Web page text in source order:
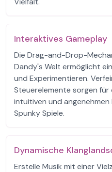
Interaktives Gameplay
Die Drag-and-Drop-
Dandy's Welt ermöglicht
und Experimentieren.
Steuerelemente sorgen für
intuitiven und
Spunky Spiele.
Dynamische
Erstelle Musik mit einer